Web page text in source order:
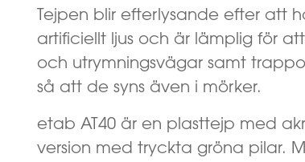
Tejpen blir efterlysande efter att
artificiellt ljus och är lämplig för
och utrymningsvägar samt
så att de syns även i mörker.
etab AT40 är en plasttejp med
version med tryckta gröna pilar.